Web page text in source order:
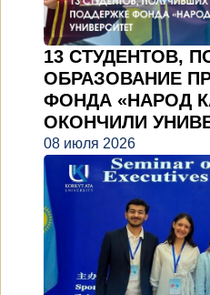
13 СТУДЕНТОВ,
ОБРАЗОВАНИЕ
ФОНДА «НАРОД
ОКОНЧИЛИ
08 июля 2026